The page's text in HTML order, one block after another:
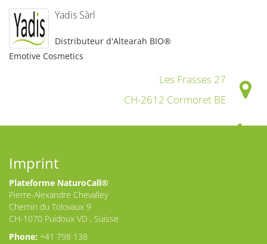
Yadis Sàrl
Distributeur d'Altearah BIO®
Emotive Cosmetics
Les Frasses 27
CH-2612 Cormoret BE
Imprint
Plateforme NaturoCall®
Pierre-Alexandre Chevalley
Chemin du Tolovaux 9
CH-1070 Puidoux VD , Suisse
Phone: +41 798 138